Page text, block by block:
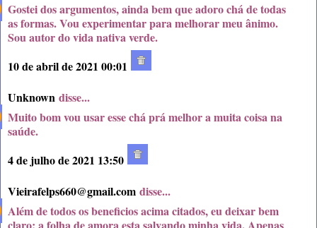
Gostei dos argumentos, ainda bem que adoro chá de todas
as formas. Vou experimentar para melhorar meu ânimo.
Sou autor do vida nativa verde.
10 de abril de 2021 00:01
Unknown disse...
Muito bom vou usar esse chá prá melhor a muita coisa na
saúde.
4 de julho de 2021 13:50
Vieirafelps660@gmail.com disse...
Além de todos os beneficios acima citados, eu deixar bem